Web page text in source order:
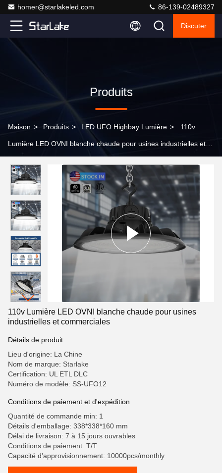
homer@starlakeled.com 86-139-02489327
Discuter
Produits
Maison > Produits > LED UFO Highbay Lumière > 110v
Lumière LED OVNI blanche chaude pour usines industrielles et
110v Lumière LED OVNI blanche chaude pour usines
industrielles et commerciales
Détails de produit
Lieu d'origine: La Chine
Nom de marque: Starlake
Certification: UL ETL DLC
Numéro de modèle: SS-UFO12
Conditions de paiement et d'expédition
Quantité de commande min: 1
Détails d'emballage: 338*338*160 mm
Délai de livraison: 7 à 15 jours ouvrables
Conditions de paiement: T/T
Capacité d'approvisionnement: 10000pcs/monthly